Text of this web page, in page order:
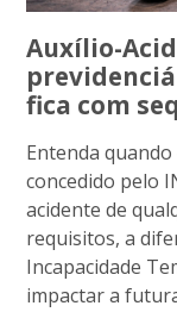
Auxílio-
fica com
Entenda
concedido pelo
acidente de
requisitos, a
Incapacidade
impactar a